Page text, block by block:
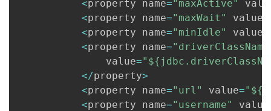
<property name="maxActive"
<property name="maxWait" value
<property name="minIdle" value
<property name=
               value
=
</property>
<property name="url" value=
<property name="username" value